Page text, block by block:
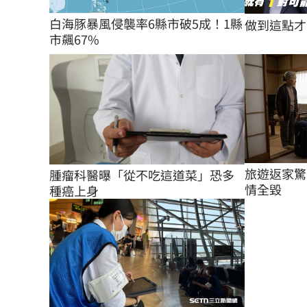
白海豚暴風侵襲率6縣市破5成！1縣
市飆67%
做到這點
腫瘤科醫曝「從不吃這道菜」恐多
種癌上身
旅遊返家
情全毀